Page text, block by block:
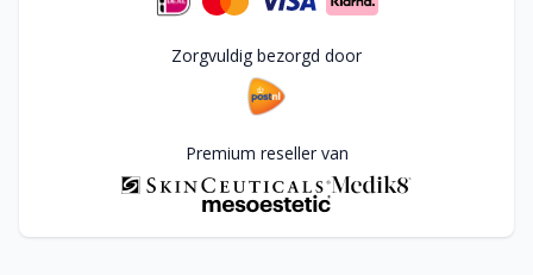
Zorgvuldig bezorgd door
Premium reseller van